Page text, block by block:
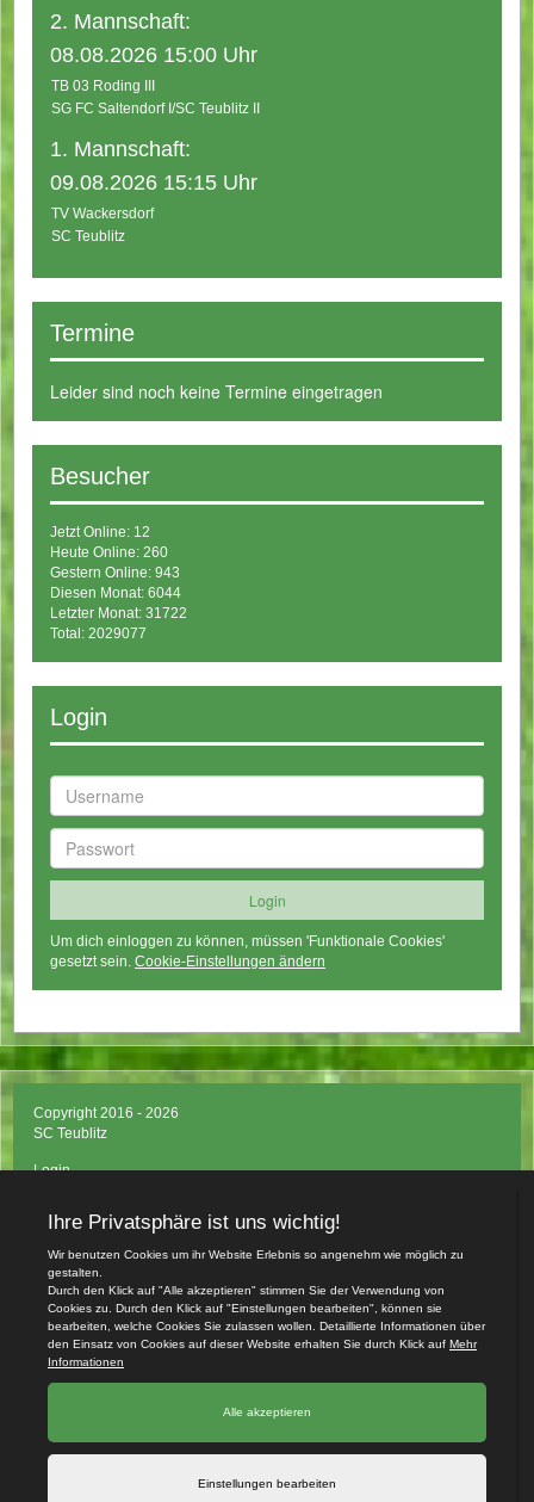
2. Mannschaft:
08.08.2026 15:00 Uhr
TB 03 Roding III
SG FC Saltendorf I/SC Teublitz II
1. Mannschaft:
09.08.2026 15:15 Uhr
TV Wackersdorf
SC Teublitz
Termine
Leider sind noch keine Termine eingetragen
Besucher
Jetzt Online: 12
Heute Online: 260
Gestern Online: 943
Diesen Monat: 6044
Letzter Monat: 31722
Total: 2029077
Login
Um dich einloggen zu können, müssen 'Funktionale Cookies'
gesetzt sein. Cookie-Einstellungen ändern
Copyright 2016 - 2026
SC Teublitz
Login
Impressum
Datenschutzerklärung
Teamsports 2
Dein Sportverein online